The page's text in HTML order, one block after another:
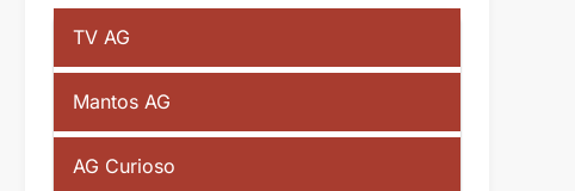
TV AG
Mantos AG
AG Curioso